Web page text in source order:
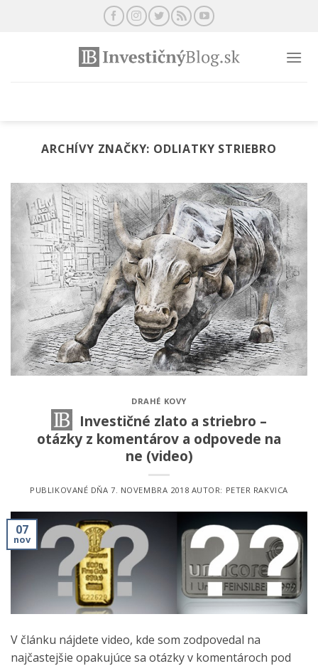
ARCHÍVY ZNAČKY: ODLIATKY STRIEBRO
DRAHÉ KOVY
Investičné zlato a striebro –
otázky z komentárov a odpovede na
ne (video)
PUBLIKOVANÉ DŇA7. NOVEMBRA 2018 AUTOR: PETER RAKVICA
07
nov
V článku nájdete video, kde som zodpovedal na
najčastejšie opakujúce sa otázky v komentároch pod